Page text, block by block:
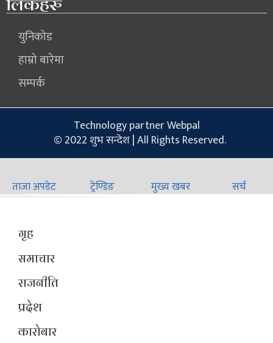
युनिकोड
हाम्रो बारेमा
सम्पर्क
© 2022 शुभ सन्देश | All Rights Reserved.
Technology partner Webpal
ताजा अपडेट ट्रेण्डिङ मुख्य खबर सर्च
गृह
समाचार
राजनीति
प्रदेश
कारोबार